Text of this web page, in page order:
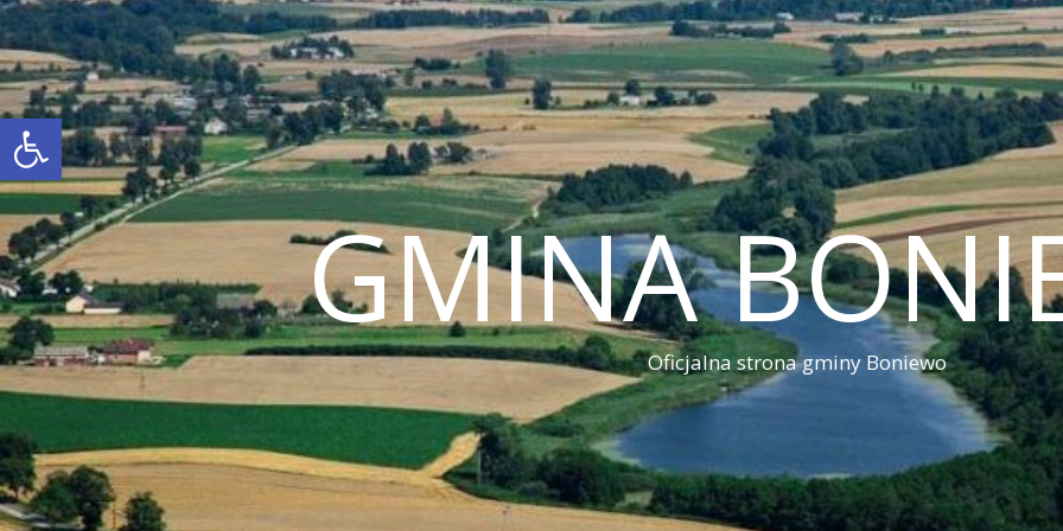
Otwórz pasek narzędzi
GMINA
Oficjalna strona gminy Boniewo